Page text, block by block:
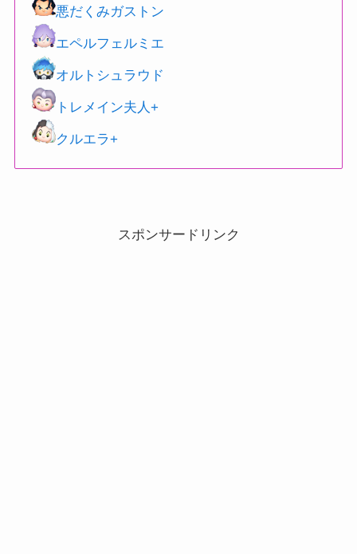
悪だくみガストン
エペルフェルミエ
オルトシュラウド
トレメイン夫人+
クルエラ+
スポンサードリンク